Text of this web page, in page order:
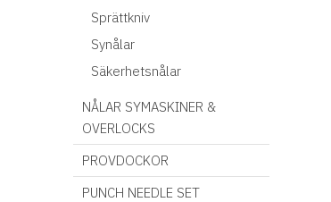
Sprättkniv
Synålar
Säkerhetsnålar
NÅLAR SYMASKINER &
OVERLOCKS
PROVDOCKOR
PUNCH NEEDLE SET